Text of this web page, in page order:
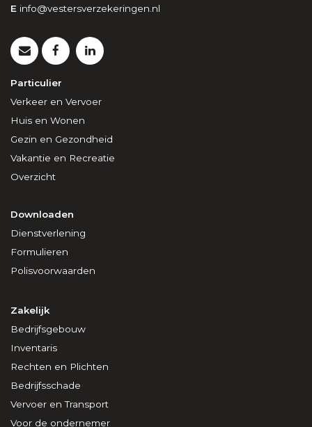
E info@vestersverzekeringen.nl
Particulier
Verkeer en Vervoer
Huis en Wonen
Gezin en Gezondheid
Vakantie en Recreatie
Overzicht
Downloaden
Dienstverlening
Formulieren
Polisvoorwaarden
Zakelijk
Bedrijfsgebouw
Inventaris
Rechten en Plichten
Bedrijfsschade
Vervoer en Transport
Voor de ondernemer